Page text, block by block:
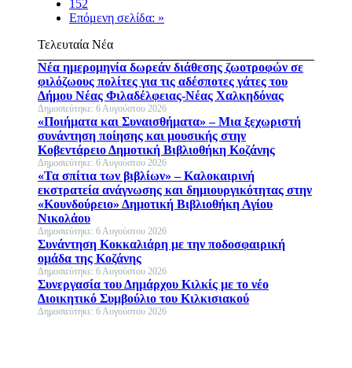
152
Επόμενη σελίδα: »
Τελευταία Νέα
Νέα ημερομηνία δωρεάν διάθεσης ζωοτροφών σε
φιλόζωους πολίτες για τις αδέσποτες γάτες του
Δήμου Νέας Φιλαδέλφειας-Νέας Χαλκηδόνας
Δημοσιεύτηκε: 6 Αυγούστου 2026
«Ποιήματα και Συναισθήματα» – Μια ξεχωριστή
συνάντηση ποίησης και μουσικής στην
Κοβεντάρειο Δημοτική Βιβλιοθήκη Κοζάνης
Δημοσιεύτηκε: 6 Αυγούστου 2026
«Τα σπίτια των βιβλίων» – Καλοκαιρινή
εκστρατεία ανάγνωσης και δημιουργικότητας στην
«Κουνδούρειο» Δημοτική Βιβλιοθήκη Αγίου
Νικολάου
Δημοσιεύτηκε: 6 Αυγούστου 2026
Συνάντηση Κοκκαλιάρη με την ποδοσφαιρική
ομάδα της Κοζάνης
Δημοσιεύτηκε: 6 Αυγούστου 2026
Συνεργασία του Δημάρχου Κιλκίς με το νέο
Διοικητικό Συμβούλιο του Κιλκισιακού
Δημοσιεύτηκε: 6 Αυγούστου 2026